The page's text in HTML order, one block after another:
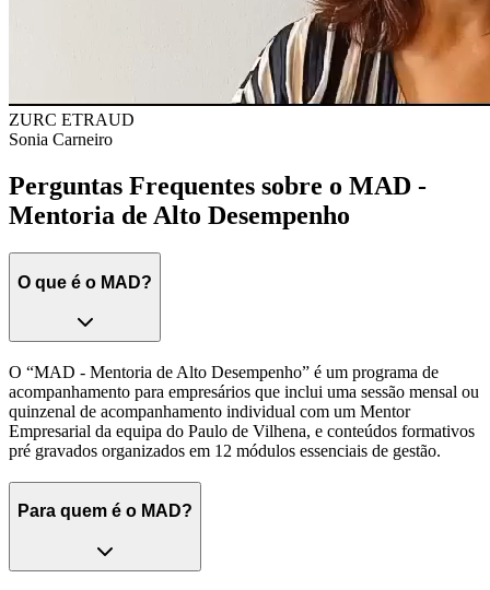
ZURC ETRAUD
Sonia Carneiro
Perguntas Frequentes sobre o MAD -
Mentoria de Alto Desempenho
O que é o MAD?
O “MAD - Mentoria de Alto Desempenho” é um programa de
acompanhamento para empresários que inclui uma sessão mensal ou
quinzenal de acompanhamento individual com um Mentor
Empresarial da equipa do Paulo de Vilhena, e conteúdos formativos
pré gravados organizados em 12 módulos essenciais de gestão.
Para quem é o MAD?